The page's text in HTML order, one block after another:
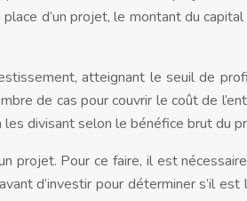
d’un projet, le montant du
atteignant le seuil de
de cas pour couvrir le coût de
divisant selon le bénéfice brut du
projet. Pour ce faire, il est
d’investir pour déterminer s’il est